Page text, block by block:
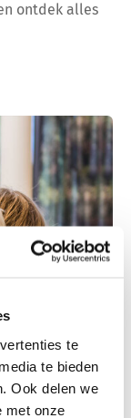
te
te bieden
Ook delen we
met onze
ontdek alles